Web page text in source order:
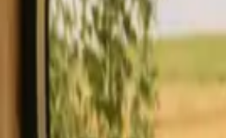
BeskrivelseFasiliteter Regler og sikkerhet
Sjekk tilgjengelighet